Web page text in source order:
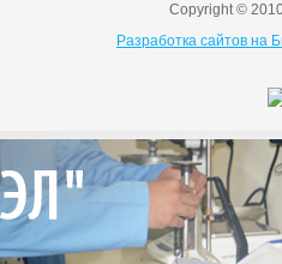
Copyright ©
Разработка сайтов на